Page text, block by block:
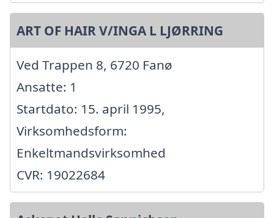
ART OF HAIR V/INGA L LJØRRING
Ved Trappen 8, 6720 Fanø
Ansatte: 1
Startdato: 15. april 1995,
Virksomhedsform:
Enkeltmandsvirksomhed
CVR: 19022684